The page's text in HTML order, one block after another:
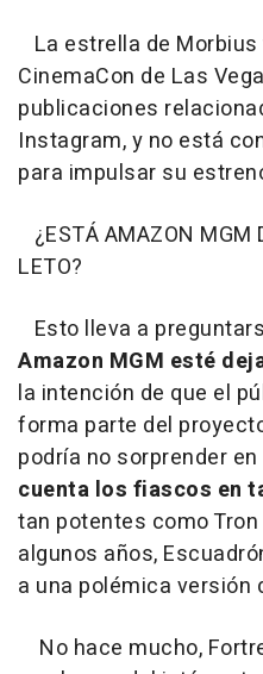
La estrella de
CinemaCon de Las
publicaciones
Instagram, y no está
para impulsar su
¿ESTÁ AMAZON MGM
LETO?
Esto lleva a
Amazon MGM esté
la intención de que el
forma parte del
podría no sorprender
cuenta los fiascos en
tan potentes como
algunos años,
a una polémica versión
No hace mucho,